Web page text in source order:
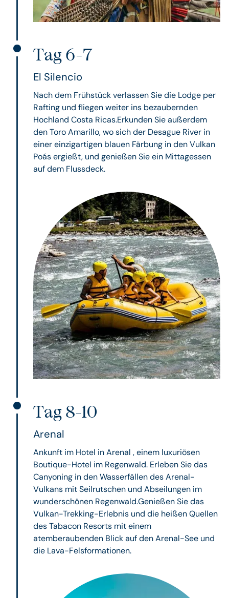
Tag 6-7
El Silencio
Nach dem Frühstück verlassen Sie die Lodge per
Rafting und fliegen weiter ins bezaubernden
Hochland Costa Ricas.Erkunden Sie außerdem
den Toro Amarillo, wo sich der Desague River in
einer einzigartigen blauen Färbung in den Vulkan
Poás ergießt, und genießen Sie ein Mittagessen
auf dem Flussdeck.
Tag 8-10
Arenal
Ankunft im Hotel in Arenal , einem luxuriösen
Boutique-Hotel im Regenwald. Erleben Sie das
Canyoning in den Wasserfällen des Arenal-
Vulkans mit Seilrutschen und Abseilungen im
wunderschönen Regenwald.Genießen Sie das
Vulkan-Trekking-Erlebnis und die heißen Quellen
des Tabacon Resorts mit einem
atemberaubenden Blick auf den Arenal-See und
die Lava-Felsformationen.